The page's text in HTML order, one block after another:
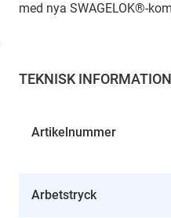
med nya SWAGELOK®-
TEKNISK INFORMATION
Artikelnummer
Arbetstryck